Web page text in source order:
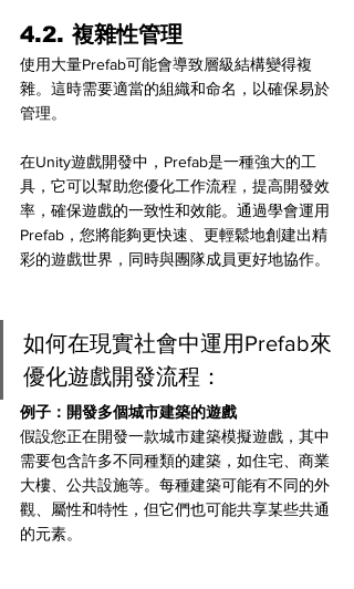
4.2. 複雜性管理
使用大量Prefab可能會導致層級結構變得複
雜。這時需要適當的組織和命名，以確保易於
管理。
在Unity遊戲開發中，Prefab是一種強大的工
具，它可以幫助您優化工作流程，提高開發效
率，確保遊戲的一致性和效能。通過學會運用
Prefab，您將能夠更快速、更輕鬆地創建出精
彩的遊戲世界，同時與團隊成員更好地協作。
如何在現實社會中運用Prefab來
優化遊戲開發流程：
例子：開發多個城市建築的遊戲
假設您正在開發一款城市建築模擬遊戲，其中
需要包含許多不同種類的建築，如住宅、商業
大樓、公共設施等。每種建築可能有不同的外
觀、屬性和特性，但它們也可能共享某些共通
的元素。